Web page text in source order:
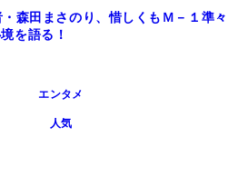
・森田まさのり、惜しくもＭ－１準々
を語る！
エンタメ
人気